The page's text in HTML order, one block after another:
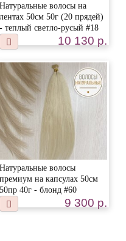
Натуральные волосы на
лентах 50см 50г (20 прядей)
- теплый светло-русый #18
10 130 р.
Натуральные волосы
премиум на капсулах 50см
50пр 40г - блонд #60
9 300 р.